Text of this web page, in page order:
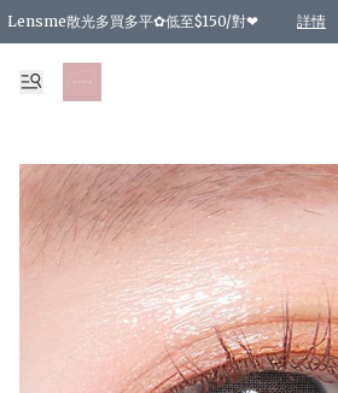
Lensme散光多買多平✿低至$150/對❤ 詳情
台灣Karacon⁩✧日拋 特價清貨❁⃘
日本韓國多款日/月拋現貨☼ 特價❤︎數量有限 售完即
🇰🇷韓國多款月拋現貨 特價兩對$99✿數量有限 售
精選商品，任選買2件或以上9 折；買4件或以上85
精選商品，任選買2件HKD 140.00；買4件HKD
精選商品，任選買2件HKD 190.00；買4件HKD
精選商品，任選買2件HKD 110.00；買4件HKD
精選商品，任選買2件HKD 170.00；買4件HKD
精選商品，任選買2件或以上減HKD 148.00
精選商品，任選買2件或以上減HKD 148.00
精選商品，任選買2件或以上95 折；買4件或以上
精選商品，任選買12件或以上87 折
精選商品，任選買2件或以上減HKD 16.00；買
精選商品，任選買2件或以上95 折；買4件或以上
購物滿 HKD 800.00即享免運費優惠！（適用於 特